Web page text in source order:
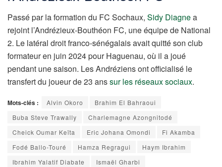
Passé par la formation du FC Sochaux, Sidy Diagnea
rejoint l’Andrézieux-Bouthéon FC, une équipe de National
2. Le latéral droit franco-sénégalais avait quitté son club
formateur en juin 2024 pour Haguenau, où il a joué
pendant une saison. Les Andréziens ont officialisé le
transfert du joueur de 23 anssur les réseaux sociaux.
Mots-clés : Alvin Okoro
Brahim El Bahraoui
Buba Steve Trawally
Charlemagne Azongnitodé
Cheick Oumar Keïta
Eric Johana Omondi
Fi Akamba
Fodé Ballo-Touré
Hamza Regragui
Haym Ibrahim
Ibrahim Yalatif Diabate
Ismaël Gharbi